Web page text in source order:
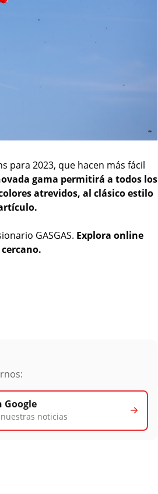
para 2023, que hacen más fácil
gama permitirá a todos los
atrevidos, al clásico estilo
GASGAS. Explora online
cercano.
Google
noticias